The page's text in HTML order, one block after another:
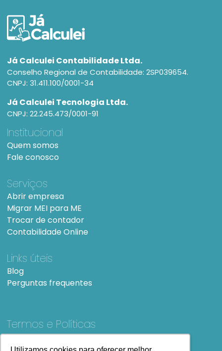
Já Calculei Contabilidade Ltda.
Conselho Regional de Contabilidade: 2SP039654.
CNPJ: 31.411.100/0001-34
Já Calculei Tecnologia Ltda.
CNPJ: 22.245.473/0001-91
Institucional
Quem somos
Fale conosco
Serviços
Abrir empresa
Migrar MEI para ME
Trocar de contador
Contabilidade Online
Links úteis
Blog
Perguntas frequentes
Termos e Políticas
Termos e condições de UsoSiteMap